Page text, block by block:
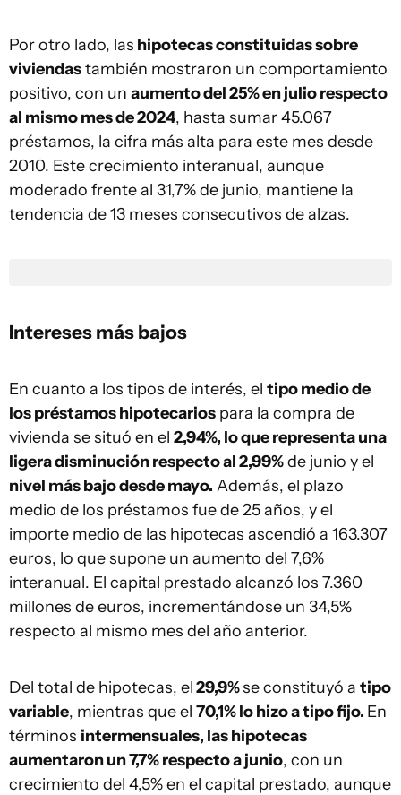
Por otro lado, las hipotecas constituidas sobre
viviendastambién mostraron un comportamiento
positivo, con un aumento del 25% en julio respecto
al mismo mes de 2024, hasta sumar 45.067
préstamos, la cifra más alta para este mes desde
2010. Este crecimiento interanual, aunque
moderado frente al 31,7% de junio, mantiene la
tendencia de 13 meses consecutivos de alzas.
Intereses más bajos
En cuanto a los tipos de interés, el tipo medio de
los préstamos hipotecarios para la compra de
vivienda se situó en el 2,94%, lo que representa una
ligera disminución respecto al 2,99%de junio y el
nivel más bajo desde mayo. Además, el plazo
medio de los préstamos fue de 25 años, y el
importe medio de las hipotecas ascendió a 163.307
euros, lo que supone un aumento del 7,6%
interanual. El capital prestado alcanzó los 7.360
millones de euros, incrementándose un 34,5%
respecto al mismo mes del año anterior.
Del total de hipotecas, el29,9%se constituyó a tipo
variable, mientras que el 70,1% lo hizo a tipo fijo. En
términos intermensuales, las hipotecas
aumentaron un 7,7% respecto a junio, con un
crecimiento del 4,5% en el capital prestado, aunque